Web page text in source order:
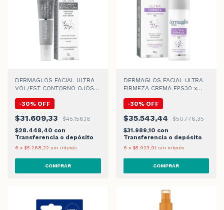
DERMAGLOS FACIAL ULTRA
VOL/EST CONTORNO OJOS
-30% OFF
$31.609,33
$45.156,18
$28.448,40 con
Transferencia o depósito
6 x $5.268,22 sin interés
DERMAGLOS FACIAL ULTRA
FIRMEZA CREMA FPS30 x
-30% OFF
$35.543,44
$50.776,35
$31.989,10 con
Transferencia o depósito
6 x $5.923,91 sin interés